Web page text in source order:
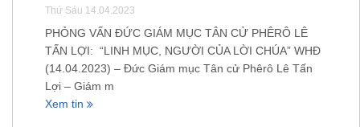
Thứ Sáu 14.04.2023
PHỎNG VẤN ĐỨC GIÁM MỤC TÂN CỬ PHÊRÔ LÊ
TẤN LỢI: “LINH MỤC, NGƯỜI CỦA LỜI CHÚA” WHĐ
(14.04.2023) – Đức Giám mục Tân cử Phêrô Lê Tấn
Lợi – Giám m
Xem tin